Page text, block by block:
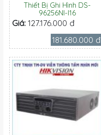
Thiết Bị Ghi Hình DS-
96256NI-I16
Giá: 127.176.000 đ
181.680.000 đ